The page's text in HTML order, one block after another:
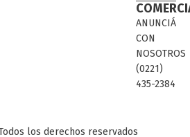
ANUNCIÁ
CON
NOSOTROS
(0221)
435-2384
los derechos reservados